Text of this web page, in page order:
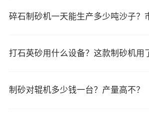
碎石制砂机一天能生产多少吨沙子？
打石英砂用什么设备？这款制砂机用
制砂对辊机多少钱一台？产量高不？